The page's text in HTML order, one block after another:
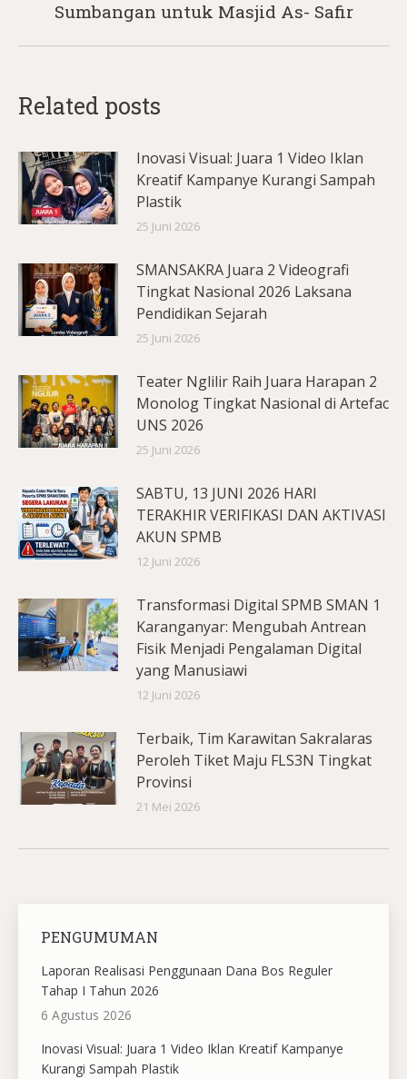
post:
Sumbangan untuk Masjid As- Safir
Related posts
Inovasi Visual: Juara 1 Video Iklan
Kreatif Kampanye Kurangi Sampah
Plastik
25 Juni 2026
SMANSAKRA Juara 2 Videografi
Tingkat Nasional 2026 Laksana
Pendidikan Sejarah
25 Juni 2026
Teater Nglilir Raih Juara Harapan 2
Monolog Tingkat Nasional di Artefac
UNS 2026
25 Juni 2026
SABTU, 13 JUNI 2026 HARI
TERAKHIR VERIFIKASI DAN AKTIVASI
AKUN SPMB
12 Juni 2026
Transformasi Digital SPMB SMAN 1
Karanganyar: Mengubah Antrean
Fisik Menjadi Pengalaman Digital
yang Manusiawi
12 Juni 2026
Terbaik, Tim Karawitan Sakralaras
Peroleh Tiket Maju FLS3N Tingkat
Provinsi
21 Mei 2026
PENGUMUMAN
Laporan Realisasi Penggunaan Dana Bos Reguler
Tahap I Tahun 2026
6 Agustus 2026
Inovasi Visual: Juara 1 Video Iklan Kreatif Kampanye
Kurangi Sampah Plastik